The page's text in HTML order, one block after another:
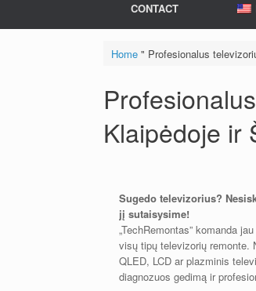
CONTACT
Home" Profesionalus
Klaipėdoje ir
Sugedo televizorius?
jį sutaisysime!
„TechRemontas” komanda
visų tipų televizorių remonte.
QLED, LCD ar plazminis
diagnozuos gedimą ir